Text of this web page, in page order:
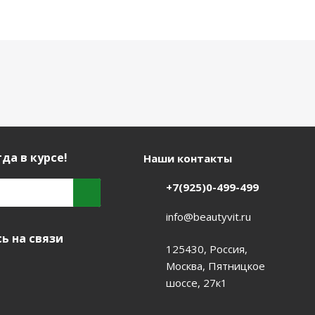
в курсе!
на связи
Наши контакты
+7(925)0-499-499
info@beautyvit.ru
125430, Россия,
Москва, Пятницкое
шоссе, 27к1